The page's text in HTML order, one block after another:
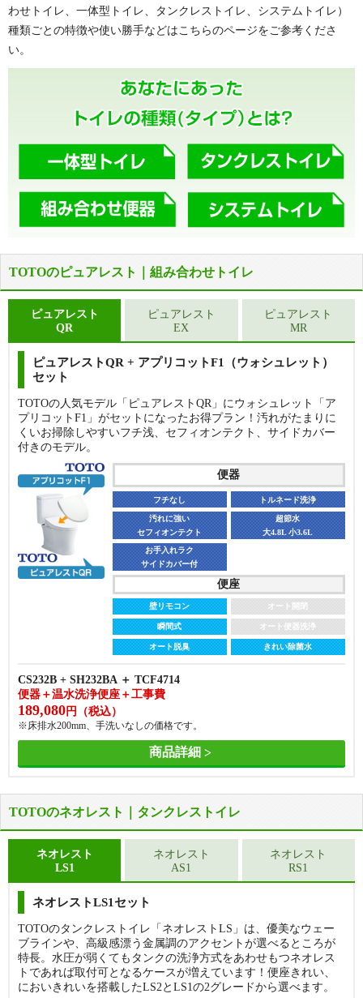
わせトイレ、一体型トイレ、タンクレストイレ、システムトイレ）
種類ごとの特徴や使い勝手などはこちらのページをご参考くださ
い。
TOTOのピュアレスト｜組み合わせトイレ
ピュアレスト
QR
ピュアレストQR + アプリコットF1（ウォシュレット）
セット
TOTOの人気モデル「ピュアレストQR」にウォシュレット「ア
プリコットF1」がセットになったお得プラン！汚れがたまりに
くいお掃除しやすいフチ浅、セフィオンテクト、サイドカバー
付きのモデル。
便器
フチなし トルネード洗浄
汚れに強い
セフィオンテクト
超節水
大4.8L 小3.6L
お手入れラク
サイドカバー付
便座
壁リモコン オート開閉
瞬間式 オート便器洗浄
オート脱臭 きれい除菌水
CS232B + SH232BA ＋ TCF4714
便器＋温水洗浄便座＋工事費
189,080 円（税込）
※床排水200mm、手洗いなしの価格です。
商品詳細
ピュアレスト
EX
便器
汚れに強い
セフィオンテクト
超節水
大4.8L 小3.6L
お手入れラク
サイドカバー付
ピュアレスト
MR
セフィオンテクト
大4.8L 小3.6L
お手入れラク
サイドカバー付
便座
TOTOのネオレスト｜タンクレストイレ
ネオレスト
LS1
ネオレストLS1セット
TOTOのタンクレストイレ「ネオレストLS」は、優美なウェー
ブラインや、高級感漂う金属調のアクセントが選べるところが
特長。水圧が弱くてもタンクの洗浄方式をあわせもつネオレス
トであれば取付可となるケースが増えています！便座きれい、
においきれいを搭載したLS2とLS1の2グレードから選べます。
ネオレスト
AS1
ネオレスト
RS1